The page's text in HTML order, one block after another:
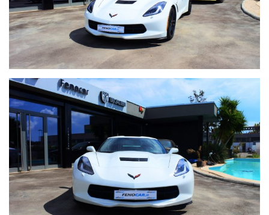
Dotazione principale:
Cambio automatico 8 marce con paddleshift al volante, interni
in pelle rossi, remote vehicle start (accensione auto da
telecomando), spoiler posteriore in tinta carrozzeria, cerchi in
lega 19" anteriori e 20" posteriori con verniciatura in nero
lucido, Apple Car play & Android Auto (NO Navigazione senza
telefono connesso), apertura ed accensione keyless, fari HID
Xenon con led diurni, tetto removibile in tinta carrozzeria,
regolazione elettrica sedili, climatizzatore automatico bi zona,
premium Bose Sound System, computer di bordo in lingua
inglese, bluetooth streaming e vivavoce, selettore modalità di
guida, telecamera di retromarcia, cruise control, volante
multifunzione in pelle, sensore luci.